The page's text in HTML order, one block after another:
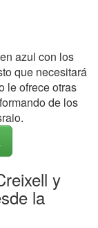
azul con los
que necesitará
le ofrece otras
de los
y
la